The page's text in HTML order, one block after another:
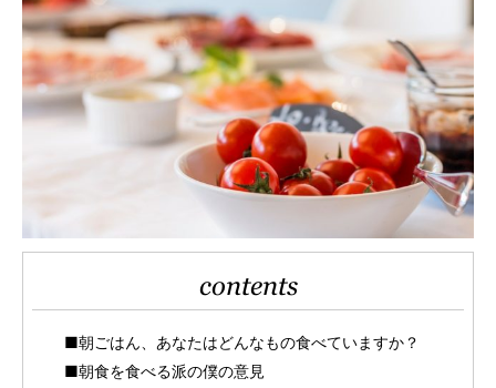
contents
■朝ごはん、あなたはどんなもの食べていますか？
■朝食を食べる派の僕の意見